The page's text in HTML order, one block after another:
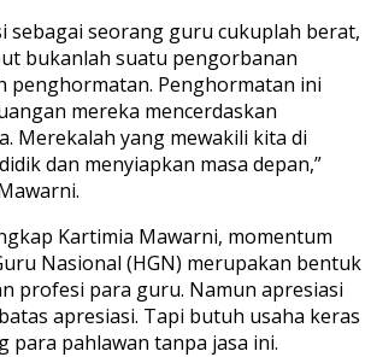
sebagai seorang guru cukuplah berat,
bukanlah suatu pengorbanan
penghormatan. Penghormatan ini
mereka mencerdaskan
Merekalah yang mewakili kita di
dan menyiapkan masa depan,”
Kartimia Mawarni, momentum
Nasional (HGN) merupakan bentuk
profesi para guru. Namun apresiasi
apresiasi. Tapi butuh usaha keras
para pahlawan tanpa jasa ini.